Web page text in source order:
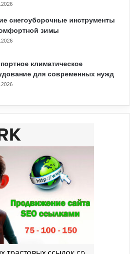
снегоуборочные инструменты
зимы
климатическое
для современных нужд